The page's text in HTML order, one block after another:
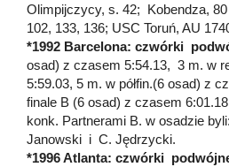
Olimpijczycy, s. 42; Kobendza,
102, 133, 136; USC Toruń, AU
*1992 Barcelona: czwórki
osad) z czasem 5:54.13, 3 m. w
5:59.03, 5 m. w półfin.(6 osad) z
finale B (6 osad) z czasem
konk. Partnerami B. w osadzie
Janowski i C. Jędrzycki.
*1996 Atlanta: czwórki